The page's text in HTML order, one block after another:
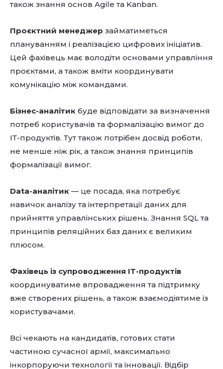
також знання основ Agile та Kanban.
Проєктний менеджер займатиметься
плануванням і реалізацією цифрових ініціатив.
Цей фахівець має володіти основами управління
проєктами, а також вміти координувати
комунікацію між командами.
Бізнес-аналітик буде відповідати за визначення
потреб користувачів та формалізацію вимог до
ІТ-продуктів. Тут також потрібен досвід роботи,
не менше ніж рік, а також знання принципів
формалізації вимог.
Data-аналітик — це посада, яка потребує
навичок аналізу та інтерпретації даних для
прийняття управлінських рішень. Знання SQL та
принципів реляційних баз даних є великим
плюсом.
Фахівець із супроводження ІТ-продуктів
координуватиме впровадження та підтримку
вже створених рішень, а також взаємодіятиме із
користувачами.
Всі чекають на кандидатів, готових стати
частиною сучасної армії, максимально
інкорпоруючи технології та інновації. Відбір